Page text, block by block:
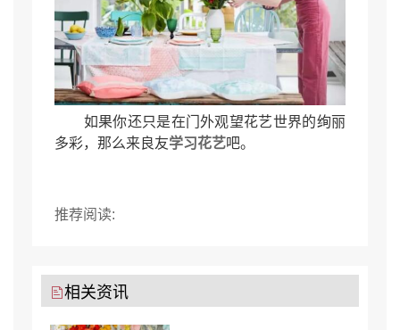
如果你还只是在门外观望花艺世界的绚丽
多彩，那么来良友学习花艺吧。
推荐阅读:
相关资讯